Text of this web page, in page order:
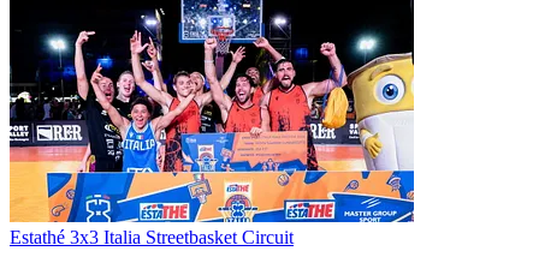
Estathé 3x3 Italia Streetbasket Circuit